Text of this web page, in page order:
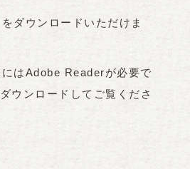
ダウンロードいただけま
はAdobe Readerが必要で
ウンロードしてご覧くださ